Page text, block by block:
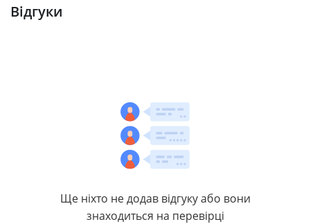
Відгуки
Ще ніхто не додав відгуку або вони
знаходиться на перевірці